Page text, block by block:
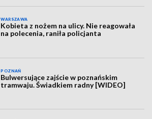
WARSZAWA
Kobieta z nożem na ulicy. Nie reagowała
na polecenia, raniła policjanta
POZNAŃ
Bulwersujące zajście w poznańskim
tramwaju. Świadkiem radny [WIDEO]